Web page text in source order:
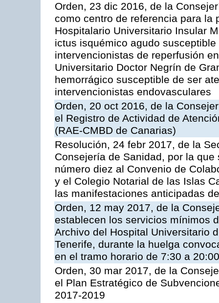
Orden, 23 dic 2016, de la
como centro de referencia para la
Hospitalario Universitario Insular
ictus isquémico agudo
intervencionistas de reperfusión
Universitario Doctor Negrín de
hemorrágico susceptible de ser
intervencionistas endovasculares
Orden, 20 oct 2016, de la
el Registro de Actividad de
(RAE-CMBD de Canarias)
Resolución, 24 febr 2017, de la
Consejería de Sanidad, por la
número diez al Convenio de
y el Colegio Notarial de las Islas
las manifestaciones anticipadas
Orden, 12 may 2017, de la
establecen los servicios mínimos
Archivo del Hospital Universitario
Tenerife, durante la huelga
en el tramo horario de 7:30 a
Orden, 30 mar 2017, de la
el Plan Estratégico de
2017-2019